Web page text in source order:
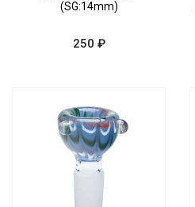
(SG:14mm)
250 ₽